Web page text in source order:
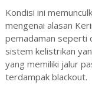
Kondisi ini
mengenai alasan
pemadaman seperti
sistem kelistrikan
yang memiliki jalur
terdampak blackout.